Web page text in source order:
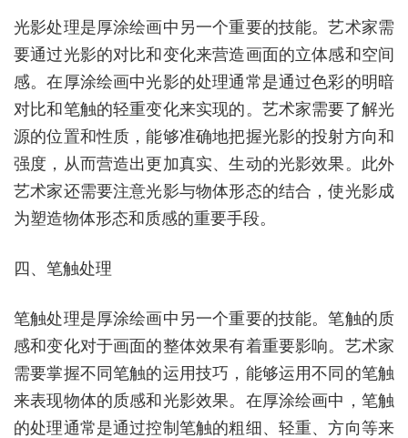
光影处理是厚涂绘画中另一个重要的技能。艺术家需
要通过光影的对比和变化来营造画面的立体感和空间
感。在厚涂绘画中光影的处理通常是通过色彩的明暗
对比和笔触的轻重变化来实现的。艺术家需要了解光
源的位置和性质，能够准确地把握光影的投射方向和
强度，从而营造出更加真实、生动的光影效果。此外
艺术家还需要注意光影与物体形态的结合，使光影成
为塑造物体形态和质感的重要手段。
四、笔触处理
笔触处理是厚涂绘画中另一个重要的技能。笔触的质
感和变化对于画面的整体效果有着重要影响。艺术家
需要掌握不同笔触的运用技巧，能够运用不同的笔触
来表现物体的质感和光影效果。在厚涂绘画中，笔触
的处理通常是通过控制笔触的粗细、轻重、方向等来